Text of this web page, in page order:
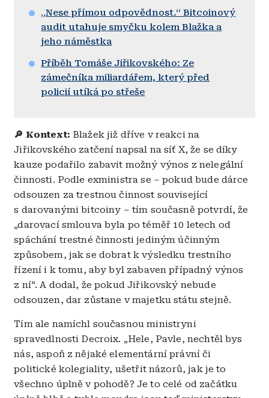
„Nese přímou odpovědnost.“ Bitcoinový
audit utahuje smyčku kolem Blažka a
jeho náměstka
Příběh Tomáše Jiřikovského: Ze
zámečníka miliardářem, který před
policií utíká po střeše
🔎 Kontext: Blažek již dříve v reakci na
Jiřikovského zatčení napsal na síť X, že se díky
kauze podařilo zabavit možný výnos z nelegální
činnosti. Podle exministra se – pokud bude dárce
odsouzen za trestnou činnost související
s darovanými bitcoiny – tím současně potvrdí, že
„darovací smlouva byla po téměř 10 letech od
spáchání trestné činnosti jediným účinným
způsobem, jak se dobrat k výsledku trestního
řízení i k tomu, aby byl zabaven případný výnos
z ní“. A dodal, že pokud Jiřikovský nebude
odsouzen, dar zůstane v majetku státu stejně.
Tím ale namíchl současnou ministryni
spravedlnosti Decroix. „Hele, Pavle, nechtěl bys
nás, aspoň z nějaké elementární právní či
politické kolegiality, ušetřit názorů, jak je to
všechno úplně v pohodě? Je to celé od začátku